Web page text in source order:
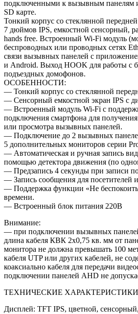
подключенными к вызывным панелям
SD карте.
Тонкий корпус со стеклянной
7 дюймов IPS, емкостной сенсорный,
hands free. Встроенный Wi-Fi модуль
беспроводных или проводных сетях
связи вызывных панелей с
и Android. Выход HOOK для работы с
подъездных домофонов.
ОСОБЕННОСТИ:
— Тонкий корпус со стеклянной
— Сенсорный емкостной экран IPS с
— Встроенный модуль Wi-Fi с
подключения смартфона для
или просмотра вызывных панелей.
— Подключение до 2 вызывных
5 дополнительных мониторов серии
— Автоматическая и ручная запись
помощью детектора движения (по
— Предзапись 4 секунды при записи
— Запись сообщения для посетителей
— Поддержка функции «Не
времени.
— Встроенный блок питания 220В
Внимание:
— при подключении вызывных
длина кабеля КВК 2х0,75 кв. мм от
монитора не должна превышать 100
кабеля UTP или других кабелей, не
коаксиально кабеля для передачи
подключении панелей AHD не
ТЕХНИЧЕСКИЕ
Дисплей: TFT IPS, цветной,